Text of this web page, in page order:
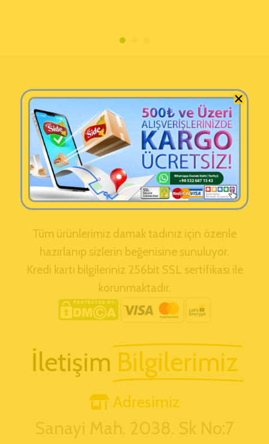
Tüm ürünlerimiz damak tadınız için özenle
hazırlanıp sizlerin beğenisine sunuluyor.
Kredi kartı bilgileriniz 256bit SSL sertifikası ile
korunmaktadır.
İletişim Bilgilerimiz
Adresimiz
Sanayi Mah. 2038. Sk No:7